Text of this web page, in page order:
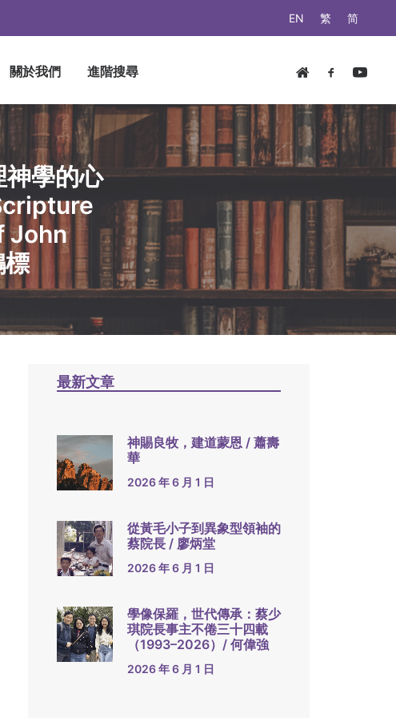
EN 繁 简
關於我們 進階搜尋
學的心
John
最新文章
神賜良牧，建道蒙恩 / 蕭壽
華
2026 年 6 月 1 日
從黃毛小子到異象型領袖的
蔡院長 / 廖炳堂
2026 年 6 月 1 日
學像保羅，世代傳承：蔡少
琪院長事主不倦三十四載
（1993–2026）/ 何偉強
2026 年 6 月 1 日